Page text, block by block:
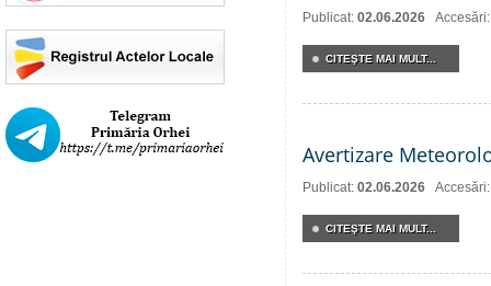
Publicat: 02.06.2026
CITEŞTE MAI MULT...
Avertizare
Publicat: 02.06.2026
CITEŞTE MAI MULT...